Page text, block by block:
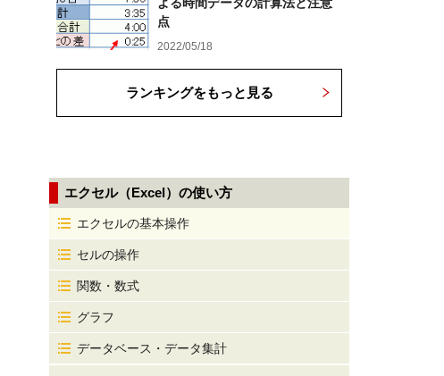
点
2022/05/18
ランキングをもっと見る
エクセル（Excel）の使い方
エクセルの基本操作
セルの操作
関数・数式
グラフ
データベース・データ集計